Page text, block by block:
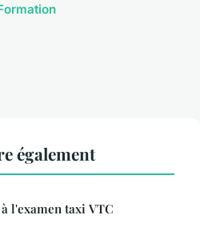
également
l'examen taxi VTC